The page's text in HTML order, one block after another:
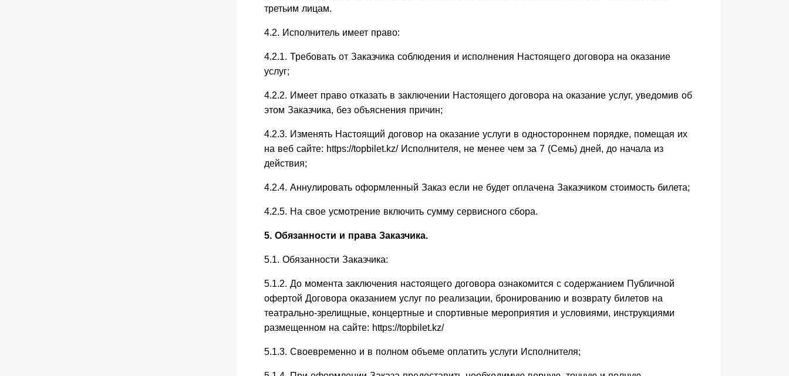
третьим лицам.
4.2. Исполнитель имеет право:
4.2.1. Требовать от Заказчика соблюдения и исполнения Настоящего договора на оказание
услуг;
4.2.2. Имеет право отказать в заключении Настоящего договора на оказание услуг, уведомив об
этом Заказчика, без объяснения причин;
4.2.3. Изменять Настоящий договор на оказание услуги в одностороннем порядке, помещая их
на веб сайте: https://topbilet.kz/ Исполнителя, не менее чем за 7 (Семь) дней, до начала из
действия;
4.2.4. Аннулировать оформленный Заказ если не будет оплачена Заказчиком стоимость билета;
4.2.5. На свое усмотрение включить сумму сервисного сбора.
5. Обязанности и права Заказчика.
5.1. Обязанности Заказчика:
5.1.2. До момента заключения настоящего договора ознакомится с содержанием Публичной
офертой Договора оказанием услуг по реализации, бронированию и возврату билетов на
театрально-зрелищные, концертные и спортивные мероприятия и условиями, инструкциями
размещенном на сайте: https://topbilet.kz/
5.1.3. Своевременно и в полном объеме оплатить услуги Исполнителя;